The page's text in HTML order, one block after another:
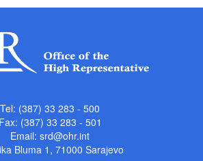
Tel: (387) 33 283 - 500
Fax: (387) 33 283 - 501
Email: srd@ohr.int
Bluma 1, 71000 Sarajevo